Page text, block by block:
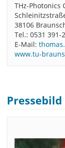
THz-Photonics
38106
Tel.: 0531 391-
E-Mail:
www.tu-
Pressebild